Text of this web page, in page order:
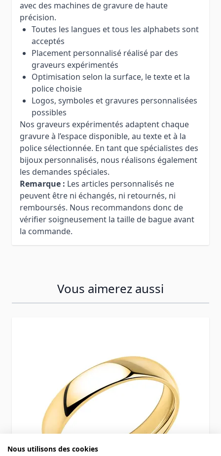
avec des machines de gravure de haute
précision.
Toutes les langues et tous les alphabets sont
acceptés
Placement personnalisé réalisé par des
graveurs expérimentés
Optimisation selon la surface, le texte et la
police choisie
Logos, symboles et gravures personnalisées
possibles
Nos graveurs expérimentés adaptent chaque
gravure à l’espace disponible, au texte et à la
police sélectionnée. En tant que spécialistes des
bijoux personnalisés, nous réalisons également
les demandes spéciales.
Remarque : Les articles personnalisés ne
peuvent être ni échangés, ni retournés, ni
remboursés. Nous recommandons donc de
vérifier soigneusement la taille de bague avant
la commande.
Vous aimerez aussi
Nous utilisons des cookies